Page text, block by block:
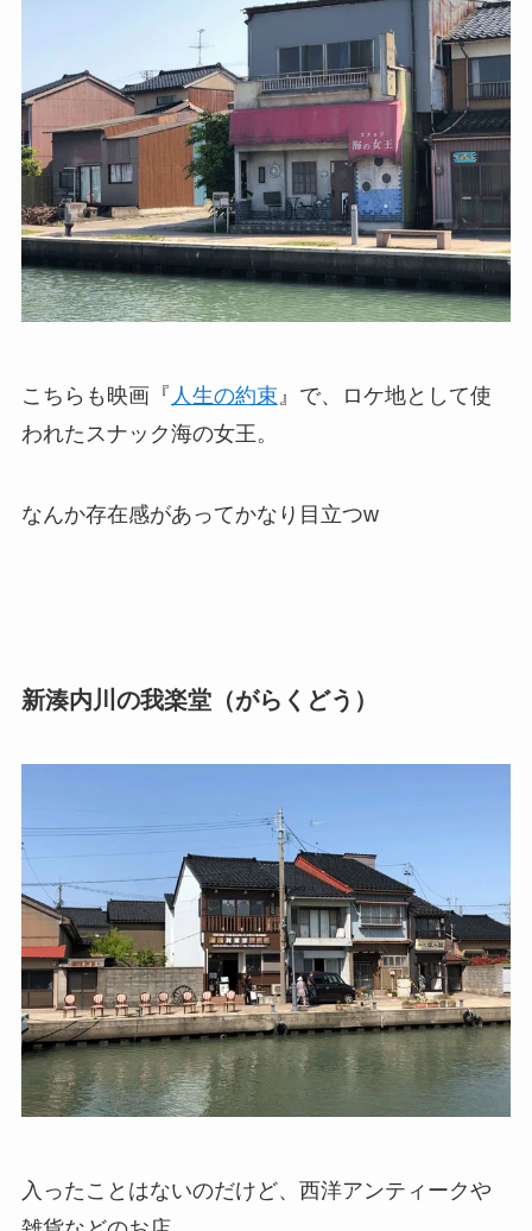
こちらも映画『 人生の約束』で、ロケ地として使
われたスナック海の女王。
なんか存在感があってかなり目立つw
新湊内川の我楽堂（がらくどう）
入ったことはないのだけど、西洋アンティークや